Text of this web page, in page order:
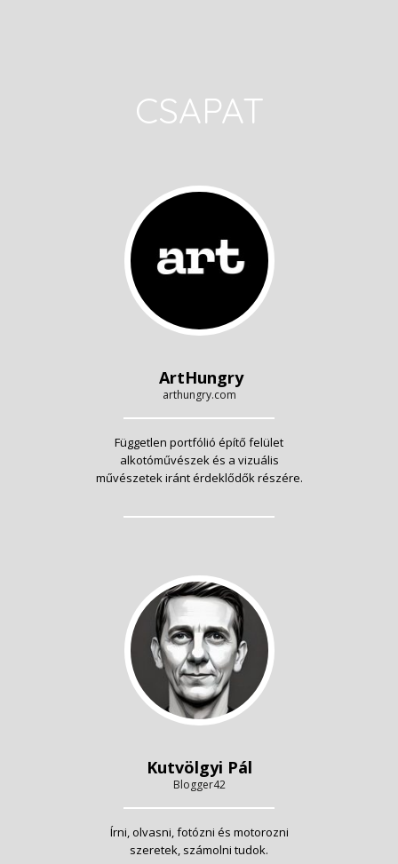
CSAPAT
ArtHungry
arthungry.com
Független portfólió építő felület
alkotóművészek és a vizuális
művészetek iránt érdeklődők részére.
Kutvölgyi Pál
Blogger42
Írni, olvasni, fotózni és motorozni
szeretek, számolni tudok.